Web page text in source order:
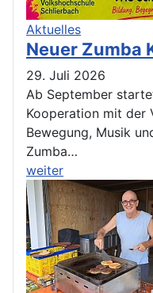
Aktuelles
Neuer Zumba
29. Juli 2026
Ab September
Kooperation mit der
Bewegung, Musik
Zumba…
weiter